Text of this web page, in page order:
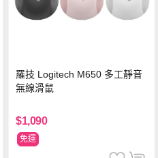
羅技 Logitech M650 多工靜音
無線滑鼠
$1,090
免運